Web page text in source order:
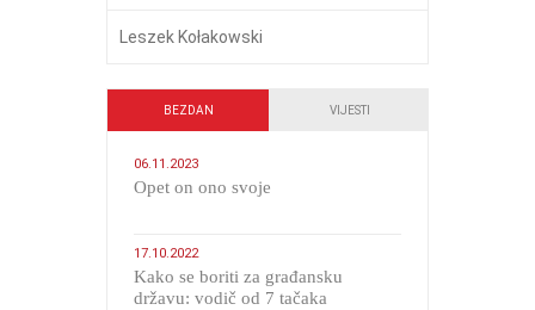
Leszek Kołakowski
BEZDAN VIJESTI
06.11.2023
​Opet on ono svoje
17.10.2022
Kako se boriti za građansku
državu: vodič od 7 tačaka